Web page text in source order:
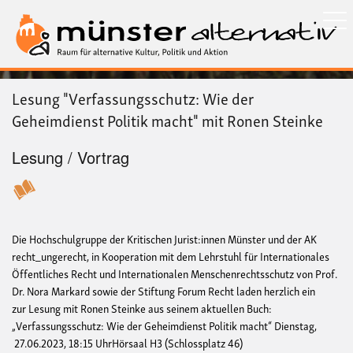
zum
Inhalt
Lesung "Verfassungsschutz: Wie der
Geheimdienst Politik macht" mit Ronen Steinke
Lesung / Vortrag
Die Hochschulgruppe der Kritischen Jurist:innen Münster und der AK
recht_ungerecht, in Kooperation mit dem Lehrstuhl für Internationales
Öffentliches Recht und Internationalen Menschenrechtsschutz von Prof.
Dr. Nora Markard sowie der Stiftung Forum Recht laden herzlich ein
zur Lesung mit Ronen Steinke aus seinem aktuellen Buch:
„Verfassungsschutz: Wie der Geheimdienst Politik macht“ Dienstag,
27.06.2023, 18:15 UhrHörsaal H3 (Schlossplatz 46)